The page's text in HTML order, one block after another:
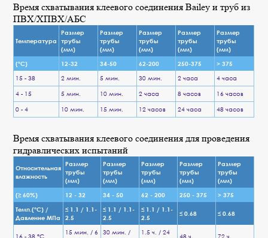
Время схватывания клеевого соединения Bailey и труб из
ПВХ/ХПВХ/АБС
Температура
Размер
трубы
(мм)
Размер
трубы
(мм)
Размер
трубы
(мм)
Размер
трубы
(мм)
Размер
трубы
(мм)
(°C)
12-32 34-50 62-200 250-375 > 375
15 - 38 2 мин. 5 мин. 30 мин. 2 часа
4 часа
4 - 15
5 мин. 10 мин. 2 часа 8 часов
16 часов
0 - 4
10 мин. 15 мин. 12 часов 24 часа 48 часов
Время схватывания клеевого соединения для проведения
гидравлических испытаний
Относительная
влажность
Размер
трубы
(мм)
Размер
трубы
(мм)
Размер
трубы
(мм)
Размер
трубы
(мм)
Размер
трубы
(мм)
(≥ 60%)
12 - 32 34 - 50 62 - 200 250 - 375
> 375
Темп.(°C) /
Давление MПa
≤ 1.1 / 1.1-
2.5
≤ 1.1 / 1.1-
2.5
≤ 1.1 / 1.1-
2.5
≤ 0.68 ≤ 0.68
15 мин. / 6
30 мин. /
1.5 ч. / 24